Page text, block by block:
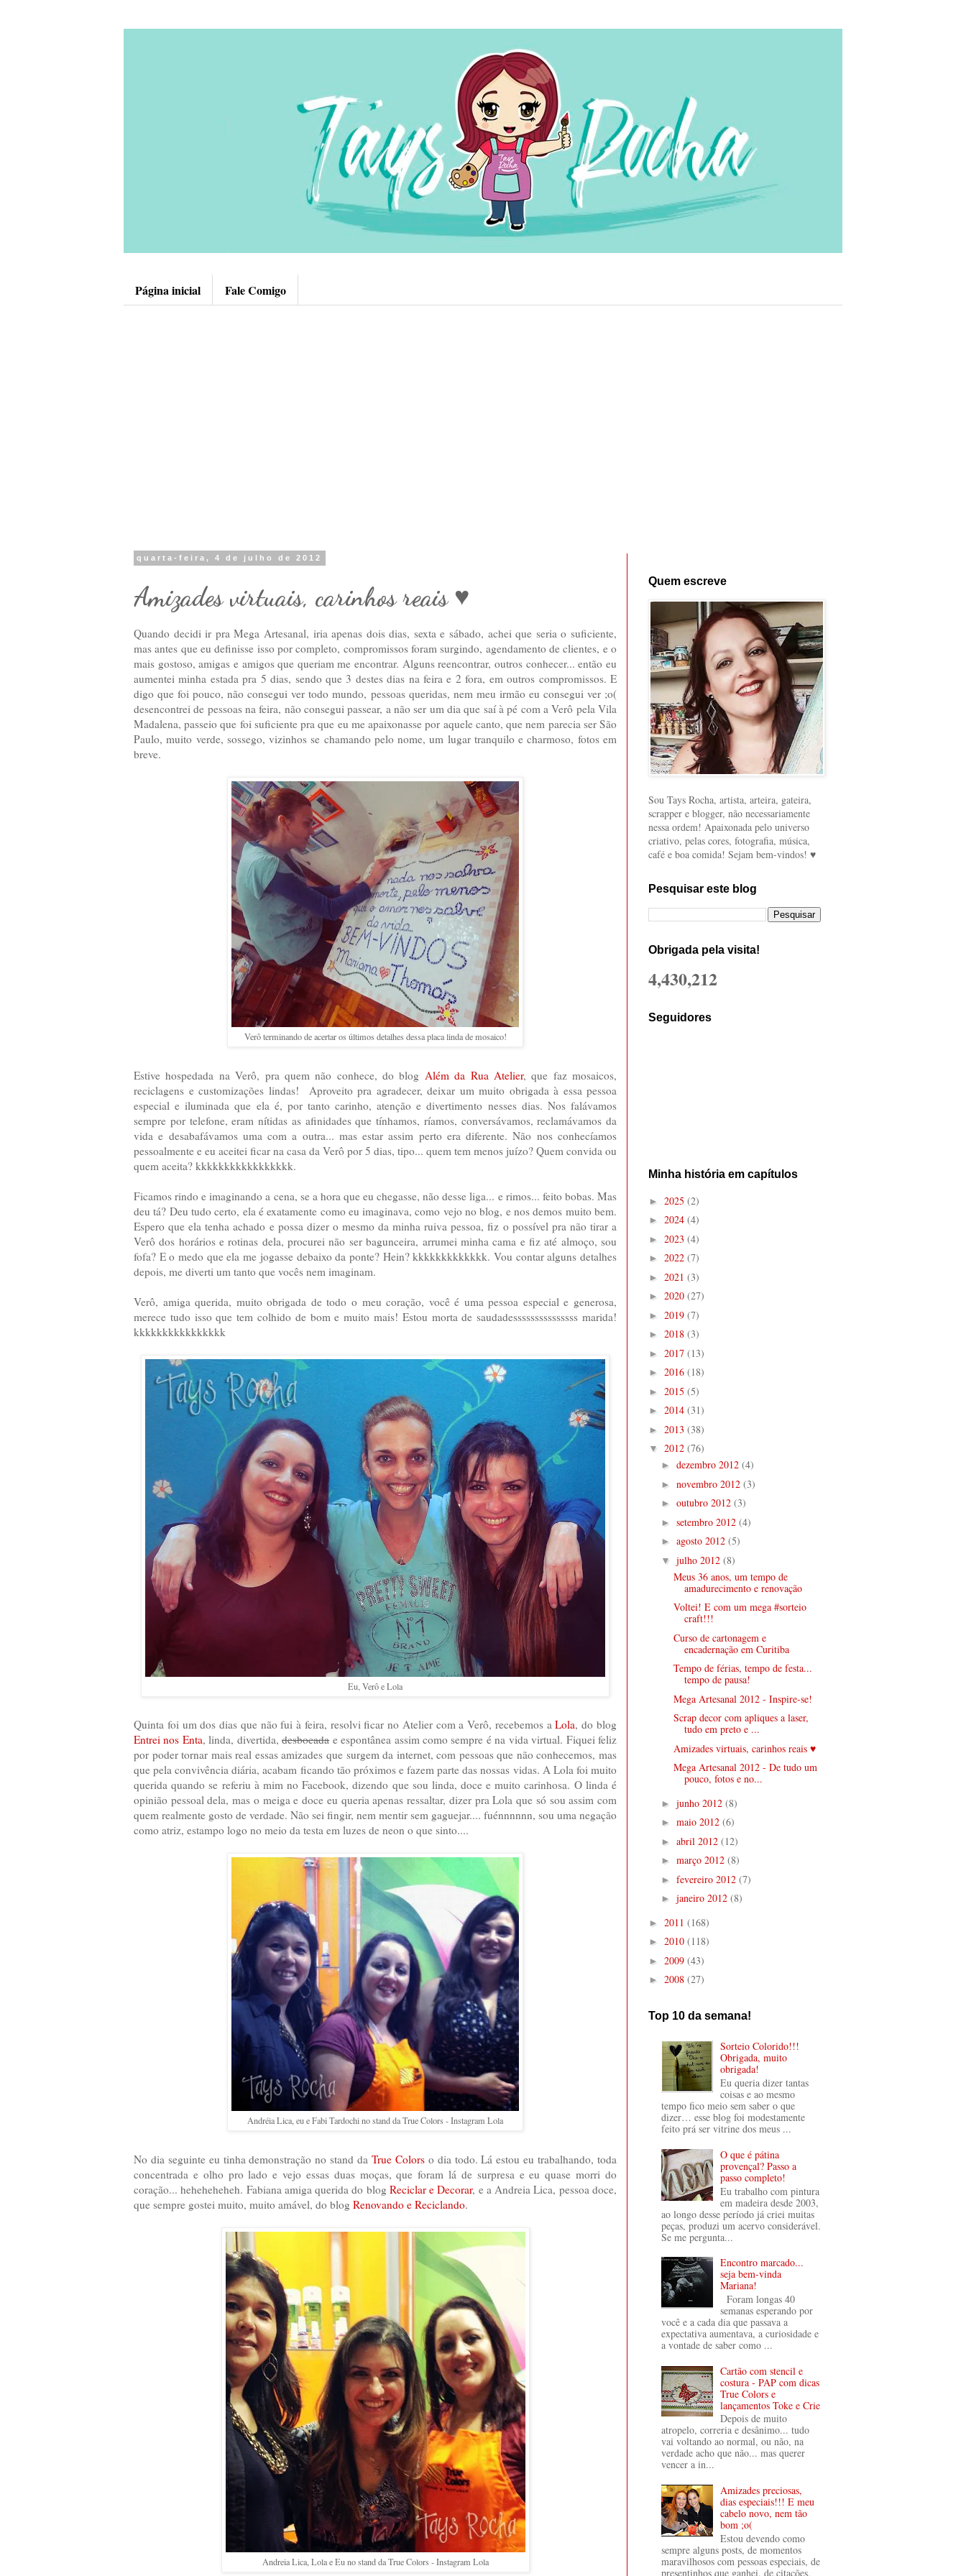
Página inicial Fale Comigo
quarta-feira, 4 de julho de 2012
Amizades virtuais, carinhos reais ♥
Quando decidi ir pra Mega Artesanal, iria apenas dois dias, sexta e sábado, achei que seria o suficiente,
mas antes que eu definisse isso por completo, compromissos foram surgindo, agendamento de clientes, e o
mais gostoso, amigas e amigos que queriam me encontrar. Alguns reencontrar, outros conhecer... então eu
aumentei minha estada pra 5 dias, sendo que 3 destes dias na feira e 2 fora, em outros compromissos. E
digo que foi pouco, não consegui ver todo mundo, pessoas queridas, nem meu irmão eu consegui ver ;o(
desencontrei de pessoas na feira, não consegui passear, a não ser um dia que saí à pé com a Verô pela Vila
Madalena, passeio que foi suficiente pra que eu me apaixonasse por aquele canto, que nem parecia ser São
Paulo, muito verde, sossego, vizinhos se chamando pelo nome, um lugar tranquilo e charmoso, fotos em
breve.
Verô terminando de acertar os últimos detalhes dessa placa linda de mosaico!
Estive hospedada na Verô, pra quem não conhece, do blog Além da Rua Atelier, que faz mosaicos,
reciclagens e customizações lindas! Aproveito pra agradecer, deixar um muito obrigada à essa pessoa
especial e iluminada que ela é, por tanto carinho, atenção e divertimento nesses dias. Nos falávamos
sempre por telefone, eram nítidas as afinidades que tínhamos, ríamos, conversávamos, reclamávamos da
vida e desabafávamos uma com a outra... mas estar assim perto era diferente. Não nos conhecíamos
pessoalmente e eu aceitei ficar na casa da Verô por 5 dias, tipo... quem tem menos juízo? Quem convida ou
quem aceita? kkkkkkkkkkkkkkkkk.
Ficamos rindo e imaginando a cena, se a hora que eu chegasse, não desse liga... e rimos... feito bobas. Mas
deu tá? Deu tudo certo, ela é exatamente como eu imaginava, como vejo no blog, e nos demos muito bem.
Espero que ela tenha achado e possa dizer o mesmo da minha ruiva pessoa, fiz o possível pra não tirar a
Verô dos horários e rotinas dela, procurei não ser bagunceira, arrumei minha cama e fiz até almoço, sou
fofa? E o medo que ela me jogasse debaixo da ponte? Hein? kkkkkkkkkkkkk. Vou contar alguns detalhes
depois, me diverti um tanto que vocês nem imaginam.
Verô, amiga querida, muito obrigada de todo o meu coração, você é uma pessoa especial e generosa,
merece tudo isso que tem colhido de bom e muito mais! Estou morta de saudadesssssssssssssss marida!
kkkkkkkkkkkkkkkk
Eu, Verô e Lola
Quinta foi um dos dias que não fui à feira, resolvi ficar no Atelier com a Verô, recebemos aLola, do blog
Entrei nos Enta, linda, divertida,desbocadae espontânea assim como sempre é na vida virtual. Fiquei feliz
por poder tornar mais real essas amizades que surgem da internet, com pessoas que não conhecemos, mas
que pela convivência diária, acabam ficando tão próximos e fazem parte das nossas vidas. A Lola foi muito
querida quando se referiu à mim no Facebook, dizendo que sou linda, doce e muito carinhosa. O linda é
opinião pessoal dela, mas o meiga e doce eu queria apenas ressaltar, dizer pra Lola que só sou assim com
quem realmente gosto de verdade. Não sei fingir, nem mentir sem gaguejar.... fuénnnnnn, sou uma negação
como atriz, estampo logo no meio da testa em luzes de neon o que sinto....
Andréia Lica, eu e Fabi Tardochi no stand da True Colors - Instagram Lola
No dia seguinte eu tinha demonstração no stand da True Colorso dia todo. Lá estou eu trabalhando, toda
concentrada e olho pro lado e vejo essas duas moças, que foram lá de surpresa e eu quase morri do
coração... heheheheheh. Fabiana amiga querida do blog Reciclar e Decorar, e a Andreia Lica, pessoa doce,
que sempre gostei muito, muito amável, do blog Renovando e Reciclando.
Andreia Lica, Lola e Eu no stand da True Colors - Instagram Lola
Quem escreve
Sou Tays Rocha, artista, arteira, gateira,
scrapper e blogger, não necessariamente
nessa ordem! Apaixonada pelo universo
criativo, pelas cores, fotografia, música,
café e boa comida! Sejam bem-vindos! ♥
Pesquisar este blog
Obrigada pela visita!
4,430,212
Seguidores
Minha história em capítulos
► 2025 (2)
► 2024 (4)
► 2023 (4)
► 2022 (7)
► 2021 (3)
► 2020 (27)
► 2019 (7)
► 2018 (3)
► 2017 (13)
► 2016 (18)
► 2015 (5)
► 2014 (31)
► 2013 (38)
▼ 2012 (76)
► dezembro 2012 (4)
► novembro 2012 (3)
► outubro 2012 (3)
► setembro 2012 (4)
► agosto 2012 (5)
▼ julho 2012 (8)
Meus 36 anos, um tempo de
amadurecimento e renovação
Voltei! E com um mega #sorteio
craft!!!
Curso de cartonagem e
encadernação em Curitiba
Tempo de férias, tempo de festa...
tempo de pausa!
Mega Artesanal 2012 - Inspire-se!
Scrap decor com apliques a laser,
tudo em preto e ...
Amizades virtuais, carinhos reais ♥
Mega Artesanal 2012 - De tudo um
pouco, fotos e no...
► junho 2012 (8)
► maio 2012 (6)
► abril 2012 (12)
► março 2012 (8)
► fevereiro 2012 (7)
► janeiro 2012 (8)
► 2011 (168)
► 2010 (118)
► 2009 (43)
► 2008 (27)
Top 10 da semana!
Sorteio Colorido!!!
Obrigada, muito
obrigada!
Eu queria dizer tantas
coisas e ao mesmo
tempo fico meio sem saber o que
dizer… esse blog foi modestamente
feito prá ser vitrine dos meus ...
O que é pátina
provençal? Passo a
passo completo!
Eu trabalho com pintura
em madeira desde 2003,
ao longo desse período já criei muitas
peças, produzi um acervo considerável.
Se me pergunta...
Encontro marcado...
seja bem-vinda
Mariana!
Foram longas 40
semanas esperando por
você e a cada dia que passava a
expectativa aumentava, a curiosidade e
a vontade de saber como ...
Cartão com stencil e
costura - PAP com dicas
True Colors e
lançamentos Toke e Crie
Depois de muito
atropelo, correria e desânimo... tudo
vai voltando ao normal, ou não, na
verdade acho que não... mas querer
vencer a in...
Amizades preciosas,
dias especiais!!! E meu
cabelo novo, nem tão
bom ;o(
Estou devendo como
sempre alguns posts, de momentos
maravilhosos com pessoas especiais, de
presentinhos que ganhei, de citações,